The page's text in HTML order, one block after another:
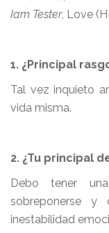
Iam Tester, Love
1. ¿Principal
Tal vez inquieto
vida misma.
2. ¿Tu principal
Debo tener
sobreponerse
inestabilidad